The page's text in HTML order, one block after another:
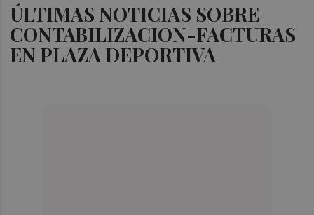
ÚLTIMAS NOTICIAS SOBRE
CONTABILIZACION-FACTURAS
EN PLAZA DEPORTIVA